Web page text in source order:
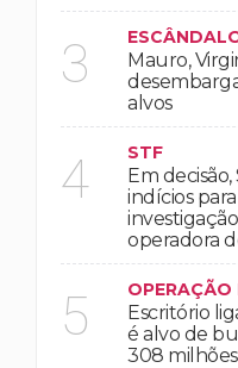
3
Mauro,
alvos
4 STF
Em
indícios
operadora
5 OPERAÇÃO
Escritório
é alvo de
308 milhões